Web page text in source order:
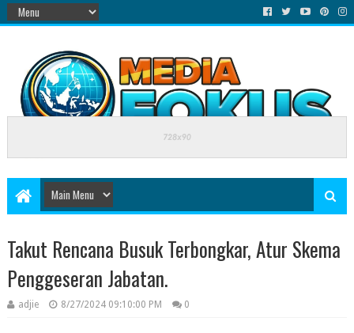
Takut Rencana Busuk Terbongkar, Atur Skema
Penggeseran Jabatan.
adjie 8/27/2024 09:10:00 PM 0